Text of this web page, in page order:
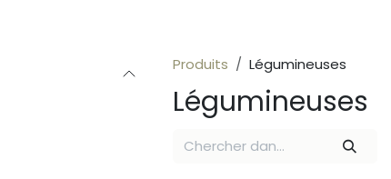
Produits Légumineuses
Légumineuses